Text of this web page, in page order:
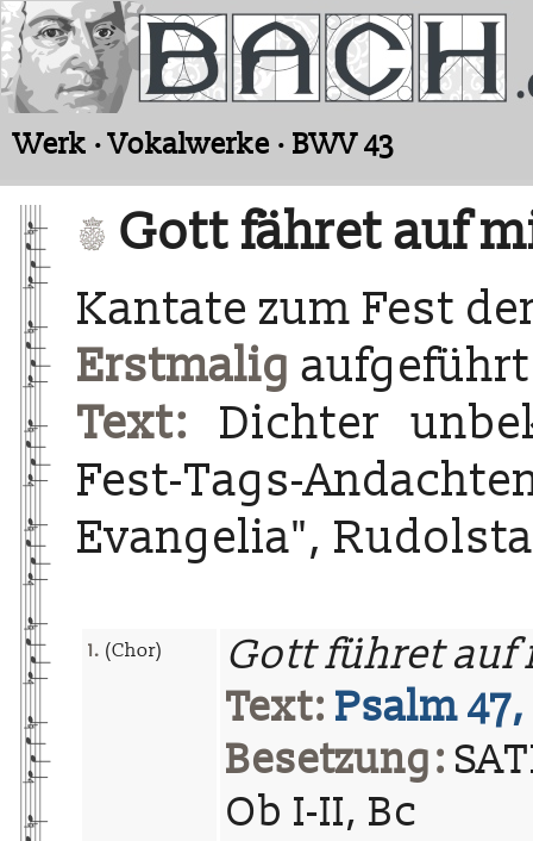
Werk · Vokalwerke · BWV 43
Gott fähret auf
Kantate zum Fest
Erstmalig aufgeführt
Text: Dichter
Fest-Tags-
Evangelia",
1. (Chor)
Gott führet auf
Text: Psalm
Besetzung:
Ob I-II, Bc